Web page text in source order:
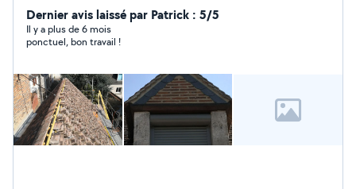
Dernier avis laissé par Patrick : 5/5
Il y a plus de 6 mois
ponctuel, bon travail !